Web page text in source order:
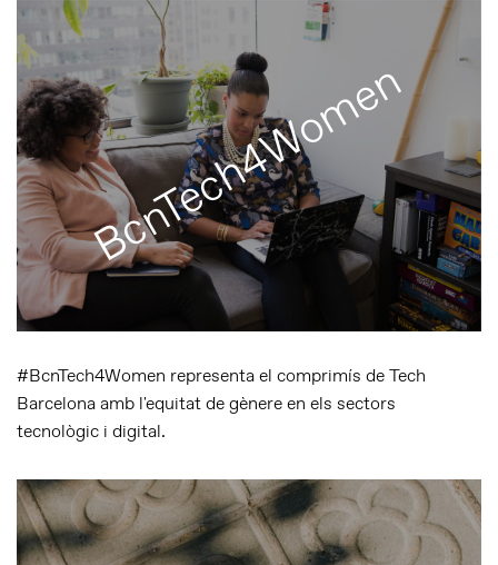
BcnTech4Women
#BcnTech4Women representa el comprimís de Tech
Barcelona amb l'equitat de gènere en els sectors
tecnològic i digital.